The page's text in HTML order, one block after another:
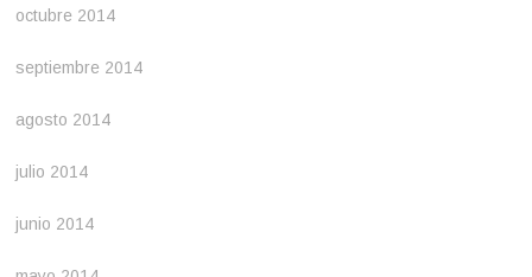
octubre 2014
septiembre 2014
agosto 2014
julio 2014
junio 2014